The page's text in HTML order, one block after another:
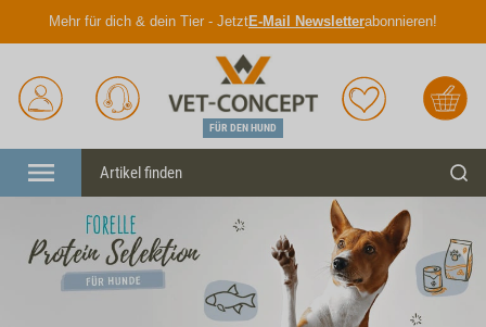
Mehr für dich & dein Tier - JetztE-Mail Newsletterabonnieren!
Anmelden
Unser
Service
FÜR DEN HUND
Merkliste Warenkorb
Menü